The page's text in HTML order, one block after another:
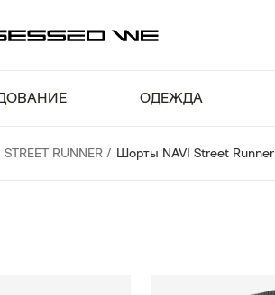
ОДЕЖДА
STREET RUNNER Шорты NAVI Street Runner